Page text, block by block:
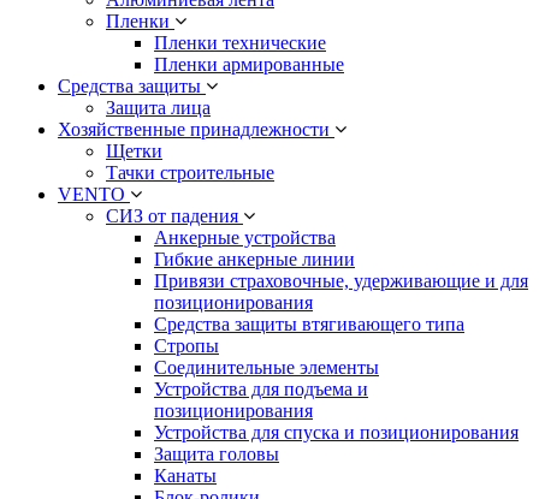
Пленки
Пленки технические
Пленки армированные
Средства защиты
Защита лица
Хозяйственные принадлежности
Щетки
Тачки строительные
VENTO
СИЗ от падения
Анкерные устройства
Гибкие анкерные линии
Привязи страховочные, удерживающие и для
позиционирования
Средства защиты втягивающего типа
Стропы
Соединительные элементы
Устройства для подъема и
позиционирования
Устройства для спуска и позиционирования
Защита головы
Канаты